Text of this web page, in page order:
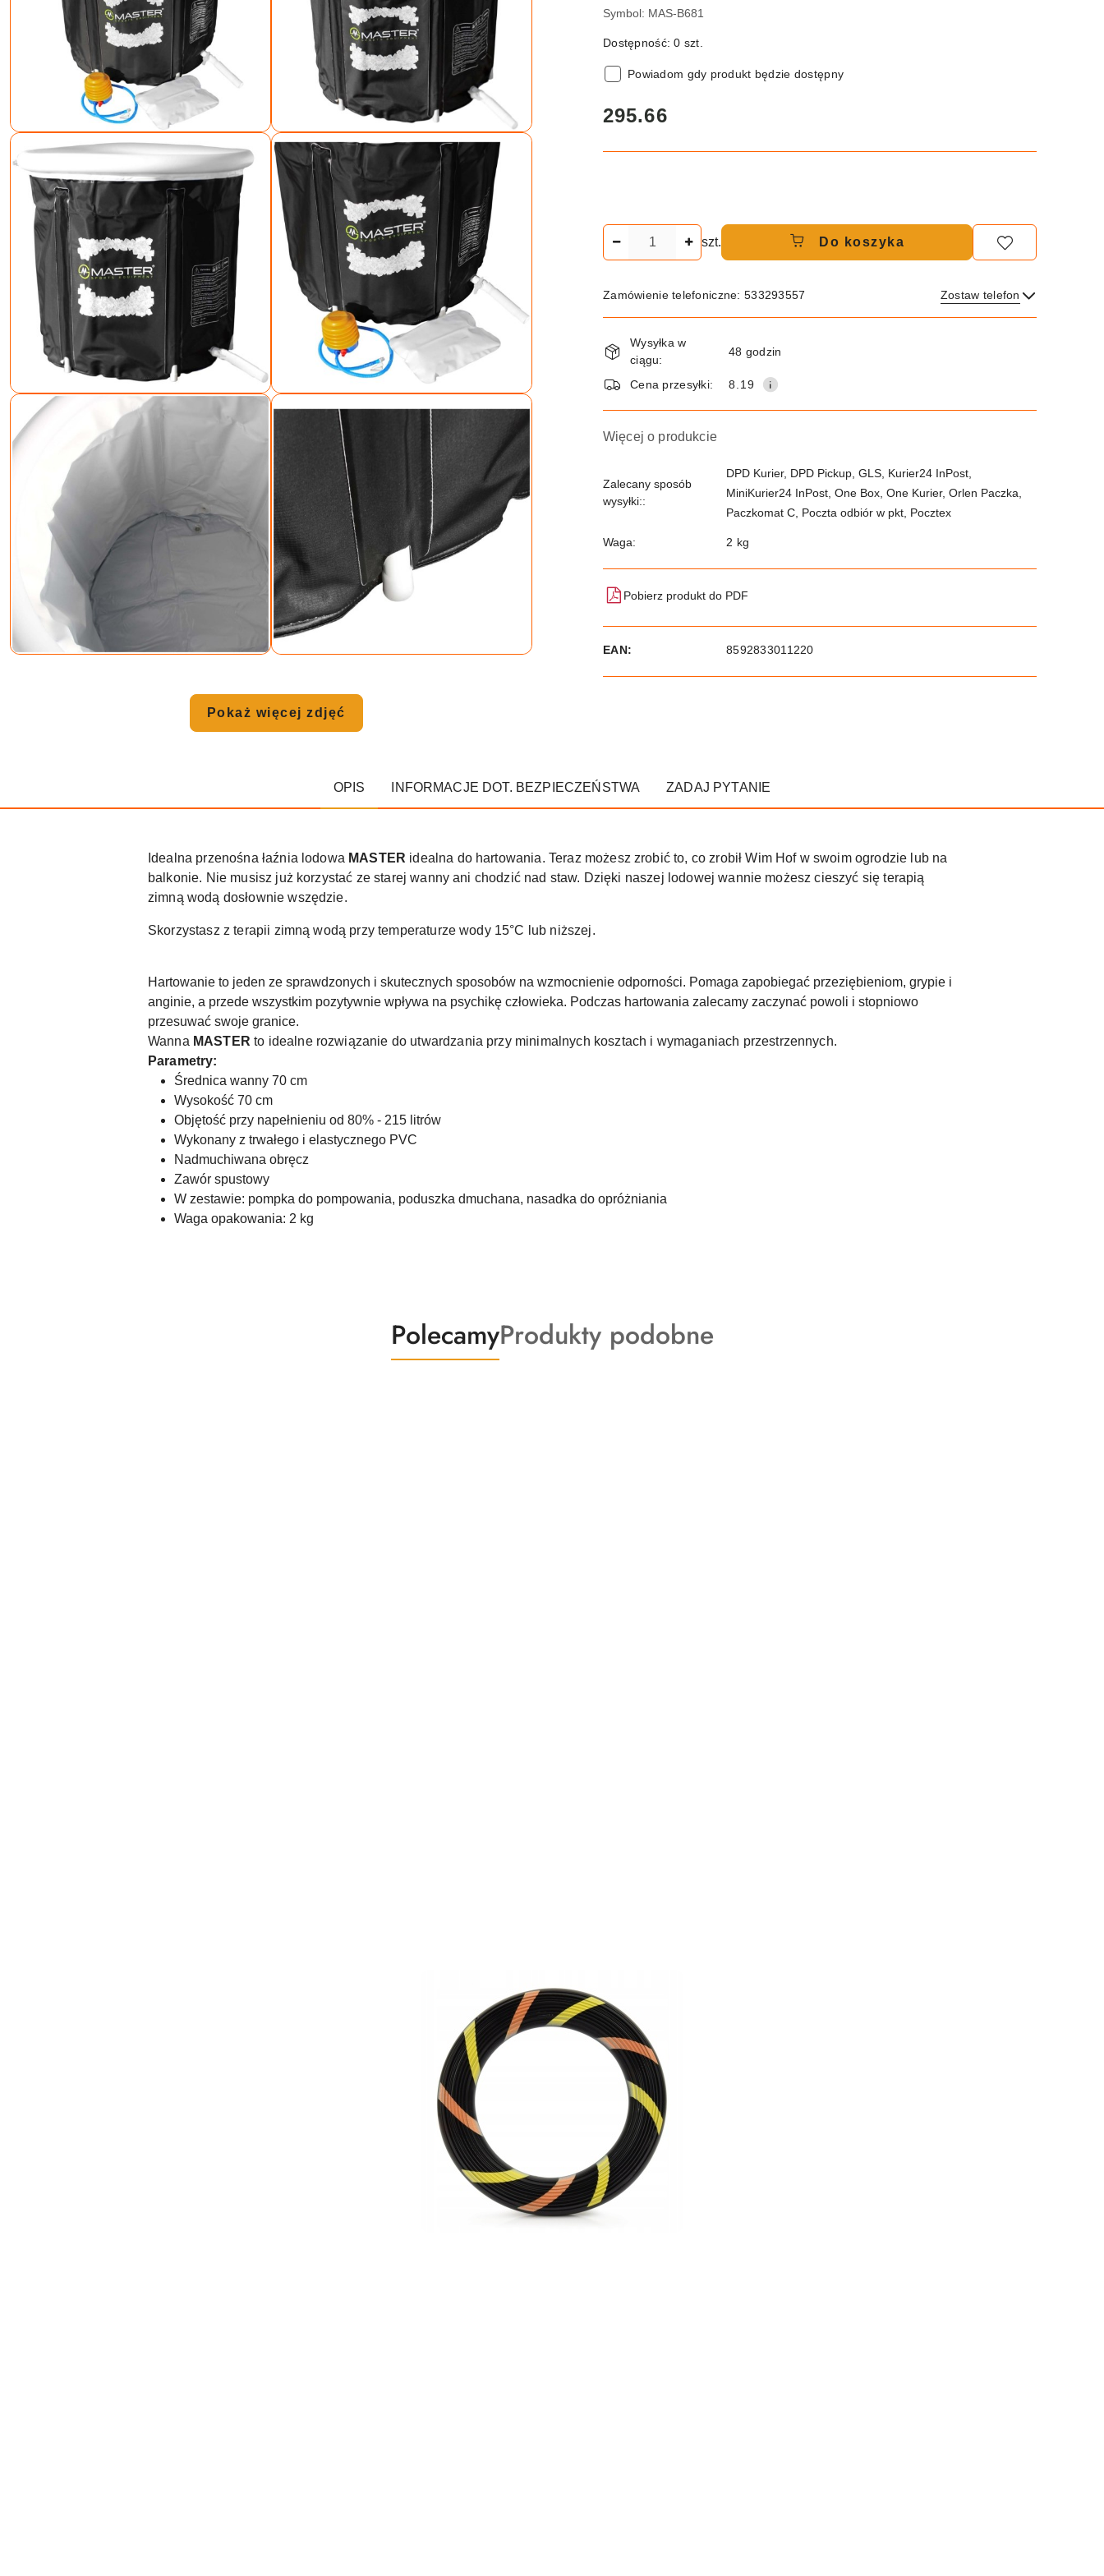
Pokaż więcej zdjęć
Symbol: MAS-B681
Dostępność:0 szt.
Powiadom gdy produkt będzie dostępny
cena:
295.66
szt. Do koszyka
Zamówienie telefoniczne: 533293557 Zostaw telefon
Wyślij
Dostępność
i
dostawa
Wysyłka w
ciągu:
48 godzin
Cena przesyłki: 8.19
Więcej o produkcie
Zalecany sposób
wysyłki::
DPD Kurier, DPD Pickup, GLS, Kurier24 InPost,
MiniKurier24 InPost, One Box, One Kurier, Orlen Paczka,
Paczkomat C, Poczta odbiór w pkt, Pocztex
Waga: 2 kg
Pobierz produkt do PDF
EAN: 8592833011220
OPIS INFORMACJE DOT. BEZPIECZEŃSTWA ZADAJ PYTANIE
Idealna przenośna łaźnia lodowa MASTER idealna do hartowania. Teraz możesz zrobić to, co zrobił Wim Hof ​​w swoim ogrodzie lub na
balkonie. Nie musisz już korzystać ze starej wanny ani chodzić nad staw. Dzięki naszej lodowej wannie możesz cieszyć się terapią
zimną wodą dosłownie wszędzie.
Skorzystasz z terapii zimną wodą przy temperaturze wody 15°C lub niższej.
Hartowanie to jeden ze sprawdzonych i skutecznych sposobów na wzmocnienie odporności. Pomaga zapobiegać przeziębieniom, grypie i
anginie, a przede wszystkim pozytywnie wpływa na psychikę człowieka. Podczas hartowania zalecamy zaczynać powoli i stopniowo
przesuwać swoje granice.
Wanna MASTER to idealne rozwiązanie do utwardzania przy minimalnych kosztach i wymaganiach przestrzennych.
Parametry:
Średnica wanny 70 cm
Wysokość 70 cm
Objętość przy napełnieniu od 80% - 215 litrów
Wykonany z trwałego i elastycznego PVC
Nadmuchiwana obręcz
Zawór spustowy
W zestawie: pompka do pompowania, poduszka dmuchana, nasadka do opróżniania
Waga opakowania: 2 kg
Produkty
o
PolecamyProdukty
o
Produkty podobne